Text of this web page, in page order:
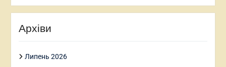
Архіви
Липень 2026